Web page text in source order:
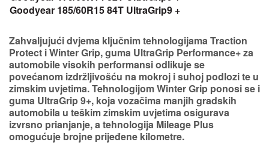
Goodyear 185/60R1584T UltraGrip9 +
Zahvaljujući dvjema ključnim tehnologijama Traction
Protect i Winter Grip, guma UltraGrip Performance+ za
automobile visokih performansi odlikuje se
povećanom izdržljivošću na mokroj i suhoj podlozi te u
zimskim uvjetima. Tehnologijom Winter Grip ponosi se i
guma UltraGrip 9+, koja vozačima manjih gradskih
automobila u teškim zimskim uvjetima osigurava
izvrsno prianjanje, a tehnologija Mileage Plus
omogućuje brojne prijeđene kilometre.